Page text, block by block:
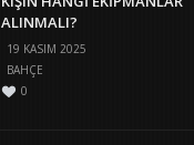
ALINMALI?
19 KASIM 2025
BAHÇE
0